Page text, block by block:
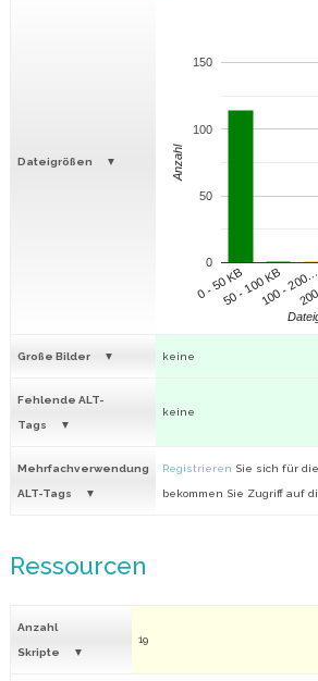
Dateigrößen
0 - 50 KB50 - 100 KB100 - 200…
0
50
100
150
Anzahl
Große Bilder keine
Fehlende ALT-
Tags
keine
Mehrfachverwendung
ALT-Tags
Registrieren Sie sich für
bekommen Sie Zugriff auf
Ressourcen
Anzahl
Skripte
19